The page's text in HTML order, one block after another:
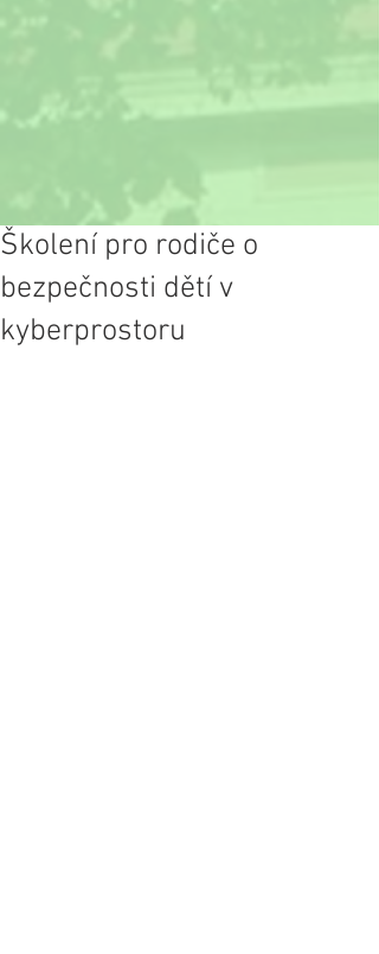
Školení pro rodiče o
bezpečnosti dětí v
kyberprostoru